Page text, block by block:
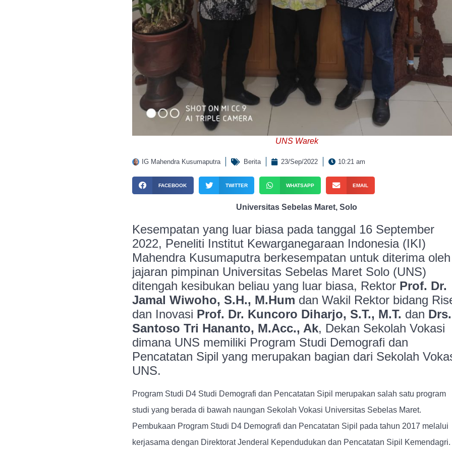
UNS Warek
IG Mahendra Kusumaputra Berita 23/Sep/2022 10:21 am
FACEBOOK TWITTER WHATSAPP EMAIL
Universitas Sebelas Maret, Solo
Kesempatan yang luar biasa pada tanggal 16 September
2022, Peneliti Institut Kewarganegaraan Indonesia (IKI)
Mahendra Kusumaputra berkesempatan untuk diterima oleh
jajaran pimpinan Universitas Sebelas Maret Solo (UNS)
ditengah kesibukan beliau yang luar biasa, Rektor Prof. Dr.
Jamal Wiwoho, S.H., M.Hum dan Wakil Rektor bidang
dan Inovasi Prof. Dr. Kuncoro Diharjo, S.T., M.T. dan Drs.
Santoso Tri Hananto, M.Acc., Ak, Dekan Sekolah Vokasi
dimana UNS memiliki Program Studi Demografi dan
Pencatatan Sipil yang merupakan bagian dari Sekolah
UNS.
Program Studi D4 Studi Demografi dan Pencatatan Sipil merupakan salah satu program
studi yang berada di bawah naungan Sekolah Vokasi Universitas Sebelas Maret.
Pembukaan Program Studi D4 Demografi dan Pencatatan Sipil pada tahun 2017 melalui
kerjasama dengan Direktorat Jenderal Kependudukan dan Pencatatan Sipil Kemendagri.